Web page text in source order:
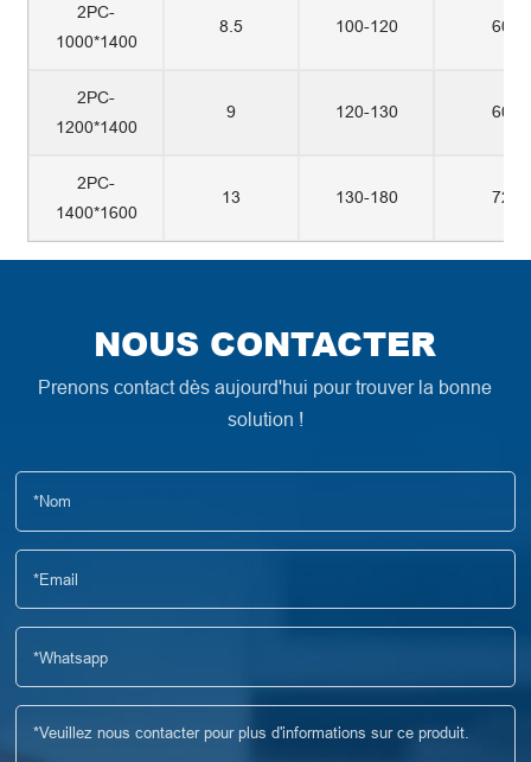
2PC-
1000*1400
8.5 100-120 60
2PC-
1200*1400
9 120-130 60
2PC-
1400*1600
13 130-180 72
NOUS CONTACTER
Prenons contact dès aujourd'hui pour trouver la bonne
solution !